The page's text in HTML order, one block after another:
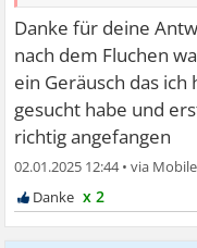
Danke für deine
nach dem Fluchen
ein Geräusch das
gesucht habe und
richtig angefangen
02.01.2025 12:44•
x 2